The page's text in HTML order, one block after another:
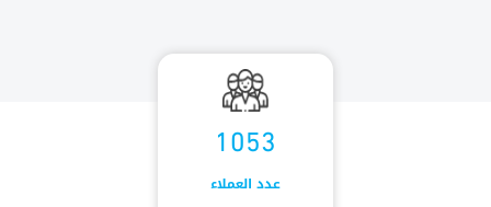
1053
عدد العملاء